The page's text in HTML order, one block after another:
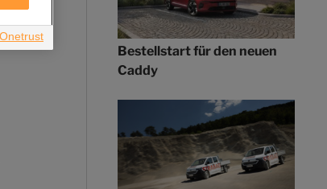
Bestellstart für den neuen
Caddy